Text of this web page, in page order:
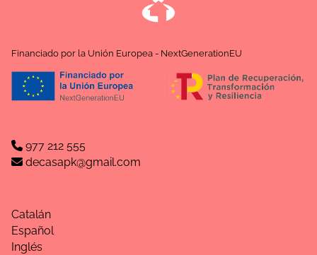
Financiado por la Unión Europea - NextGenerationEU
977 212 555
decasapk@gmail.com
Catalán
Español
Inglés